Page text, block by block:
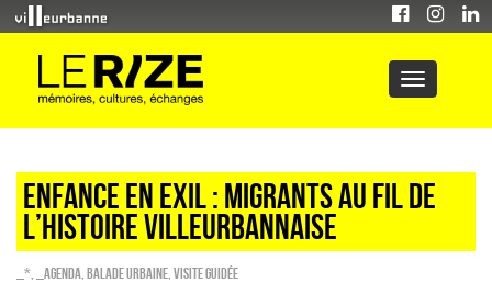
enfance en exil : MIGRANTS AU FIL DE
L’HISTOIRE VILLEURBANNAISE
_* _Agenda Balade urbaine Visite guidée